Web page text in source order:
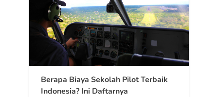
Berapa Biaya Sekolah Pilot Terbaik
Indonesia? Ini Daftarnya